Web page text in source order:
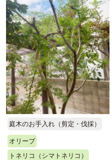
庭木のお手入れ（剪定・伐採）
オリーブ
トネリコ（シマトネリコ）